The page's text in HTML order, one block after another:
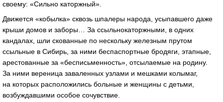
своему: «Сильно каторжный».
Движется «кобылка» сквозь шпалеры народа, усыпавшего даже
крыши домов и заборы… За ссыльнокаторжными, в одних
кандалах, шли скованные по нескольку железным прутом
ссыльные в Сибирь, за ними беспаспортные бродяги, этапные,
арестованные за «бесписьменность», отсылаемые на родину.
За ними вереница заваленных узлами и мешками колымаг,
на которых расположились больные и женщины с детьми,
возбуждавшими особое сочувствие.